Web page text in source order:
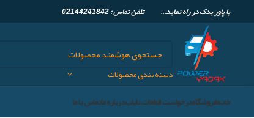
با پاور یدک در راه نماید... تلفن تماس :02144241842
دسته بندی محصولات
خانهفروشگاهدرخواست قطعات نایابدرباره ماتماس با ما